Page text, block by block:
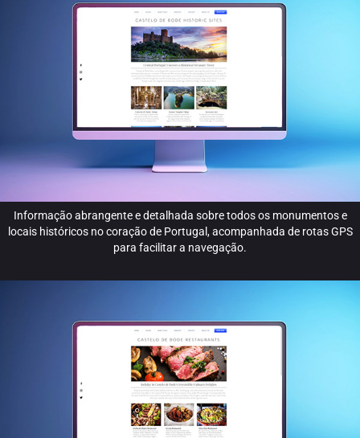
Informação abrangente e detalhada sobre todos os monumentos e
locais históricos no coração de Portugal, acompanhada de rotas GPS
para facilitar a navegação.